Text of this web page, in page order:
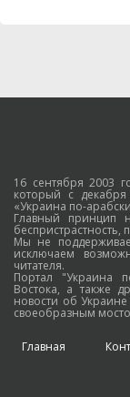
16 сентября 2003
который с
«Украина по-
Главный принцип
Мы не
исключаем
читателя.
Портал "Украина
Востока, а также
новости об
своеобразным
Главная